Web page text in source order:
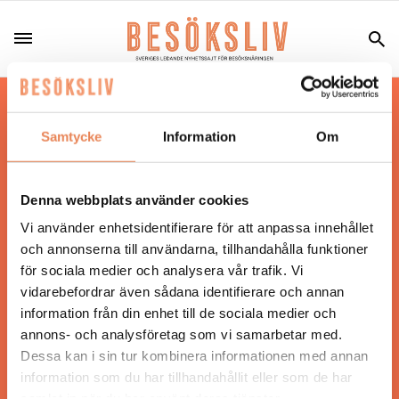
Samtycke Information Om
Denna webbplats använder cookies
Vi använder enhetsidentifierare för att anpassa innehållet
och annonserna till användarna, tillhandahålla funktioner
för sociala medier och analysera vår trafik. Vi
vidarebefordrar även sådana identifierare och annan
information från din enhet till de sociala medier och
annons- och analysföretag som vi samarbetar med.
Dessa kan i sin tur kombinera informationen med annan
information som du har tillhandahållit eller som de har
Hos oss läser du landets mest uppdaterade
nyheter och snackisar inom besöksnäringen.
Besöksliv i sin tryckta form är ett affärsmagasin
Tidningen ges ut avVisita
ANSVARIG UTGIVARE
Jonas Siljhammar
UPPHOVSRÄTT